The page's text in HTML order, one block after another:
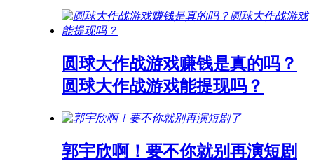
圆球大作战游戏赚钱是真的吗？
圆球大作战游戏能提现吗？
郭宇欣啊！要不你就别再演短剧